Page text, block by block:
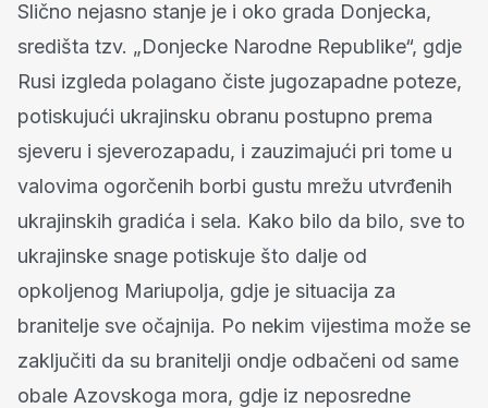
Slično nejasno stanje je i oko grada Donjecka,
središta tzv. „Donjecke Narodne Republike“, gdje
Rusi izgleda polagano čiste jugozapadne poteze,
potiskujući ukrajinsku obranu postupno prema
sjeveru i sjeverozapadu, i zauzimajući pri tome u
valovima ogorčenih borbi gustu mrežu utvrđenih
ukrajinskih gradića i sela. Kako bilo da bilo, sve to
ukrajinske snage potiskuje što dalje od
opkoljenog Mariupolja, gdje je situacija za
branitelje sve očajnija. Po nekim vijestima može se
zaključiti da su branitelji ondje odbačeni od same
obale Azovskoga mora, gdje iz neposredne